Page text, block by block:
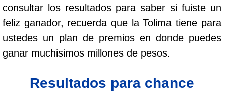
Cafeterito Tarde
Cafeterito Noche
Caribeña Día
consultar los resultados para saber si fuiste un
feliz ganador, recuerda que la Tolima tiene para
ustedes un plan de premios en donde puedes
ganar muchisimos millones de pesos.
Resultados para chance